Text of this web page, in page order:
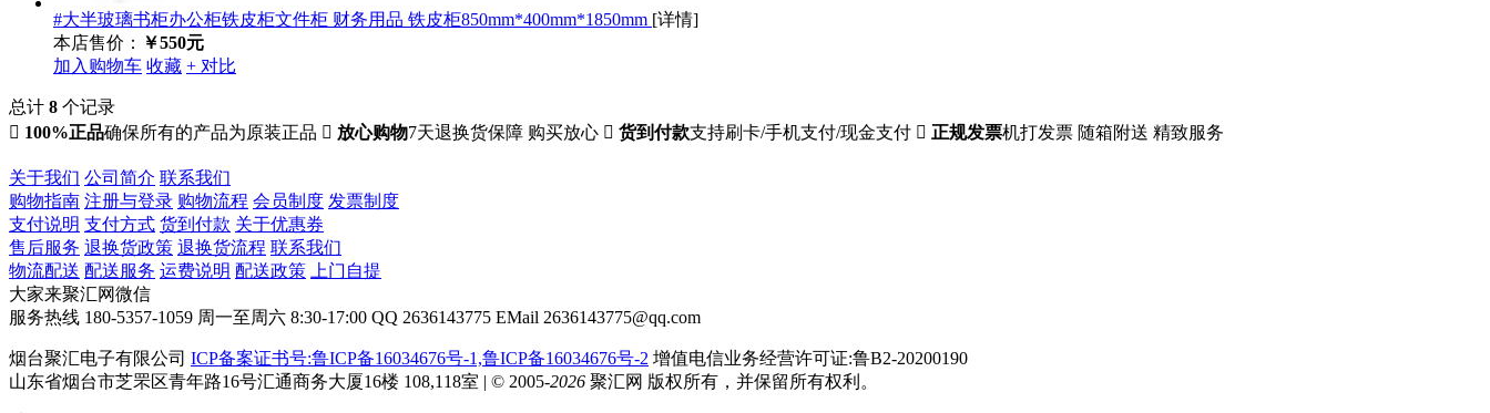
#大半玻璃书柜办公柜铁皮柜文件柜 财务用品 铁皮柜850mm*400mm*1850mm [详情]
本店售价： ￥550元
加入购物车 收藏 + 对比
总计 8 个记录
 100%正品确保所有的产品为原装正品  放心购物7天退换货保障 购买放心  货到付款支持刷卡/手机支付/现金支付  正规发票机打发票 随箱附送 精致服务
关于我们 公司简介 联系我们
购物指南 注册与登录 购物流程 会员制度 发票制度
支付说明 支付方式 货到付款 关于优惠券
售后服务 退换货政策 退换货流程 联系我们
物流配送 配送服务 运费说明 配送政策
上门自提
大家来聚汇网微信
服务热线 180-5357-1059 周一至周六 8:30-17:00 QQ 2636143775 EMail 2636143775@qq.com
烟台聚汇电子有限公司 ICP备案证书号:鲁ICP备16034676号-1,鲁ICP备16034676号-2 增值电信业务经营许可证:鲁B2-20200190
山东省烟台市芝罘区青年路16号汇通商务大厦16楼 108,118室 | © 2005-2026 聚汇网 版权所有，并保留所有权利。